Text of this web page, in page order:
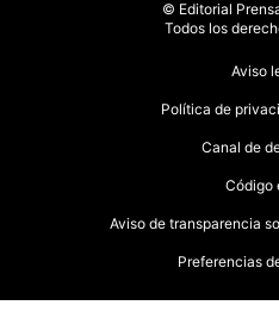
© Editorial
Todos los
Aviso
Política de
Canal de
Código
Aviso de transparencia
Preferencias